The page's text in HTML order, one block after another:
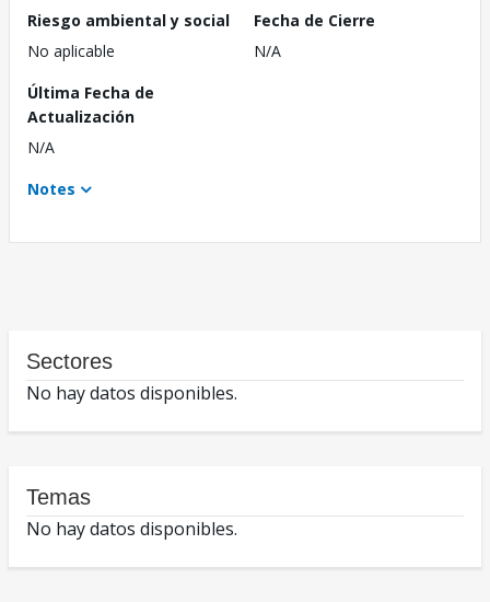
Riesgo ambiental y social
No aplicable
Fecha de Cierre
N/A
Última Fecha de
Actualización
N/A
Notes
Sectores
No hay datos disponibles.
Temas
No hay datos disponibles.